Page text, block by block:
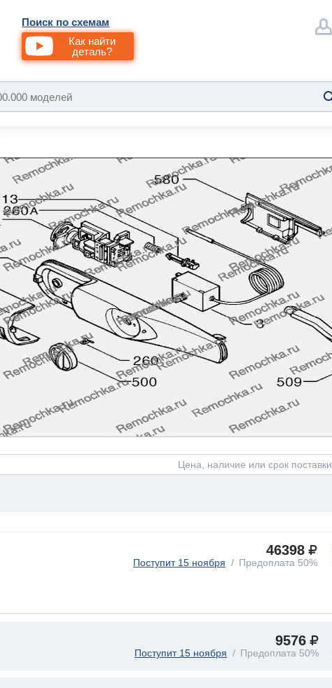
Поиск по схемам
Как найти
деталь?
Цена, наличие или срок поставки
46398
Поступит 15 ноября Предоплата 50%
9576
Поступит 15 ноября Предоплата 50%